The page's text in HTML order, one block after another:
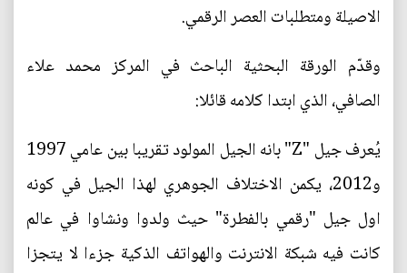
الاصيلة ومتطلبات العصر الرقمي.
وقدّم الورقة البحثية الباحث في المركز محمد علاء
الصافي، الذي ابتدا كلامه قائلا:
يُعرف جيل "Z" بانه الجيل المولود تقريبا بين عامي 1997
و2012، يكمن الاختلاف الجوهري لهذا الجيل في كونه
اول جيل "رقمي بالفطرة" حيث ولدوا ونشاوا في عالم
كانت فيه شبكة الانترنت والهواتف الذكية جزءا لا يتجزا